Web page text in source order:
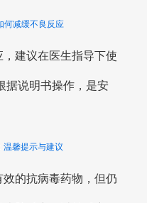
何减缓不良反应
建议在医生指导下使
据说明书操作，是安
温馨提示与建议
的抗病毒药物，但仍